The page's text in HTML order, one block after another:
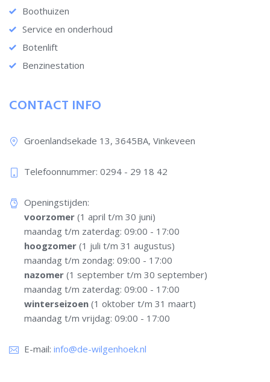
Boothuizen
Service en onderhoud
Botenlift
Benzinestation
CONTACT INFO
Groenlandsekade 13, 3645BA, Vinkeveen
Telefoonnummer: 0294 - 29 18 42​
Openingstijden:
voorzomer(1 april t/m 30 juni)
maandag t/m zaterdag: 09:00 - 17:00
hoogzomer(1 juli t/m 31 augustus)
maandag t/m zondag: 09:00 - 17:00
nazomer(1 september t/m 30 september)
maandag t/m zaterdag: 09:00 - 17:00
winterseizoen(1 oktober t/m 31 maart)
maandag t/m vrijdag: 09:00 - 17:00
E-mail: info@de-wilgenhoek.nl